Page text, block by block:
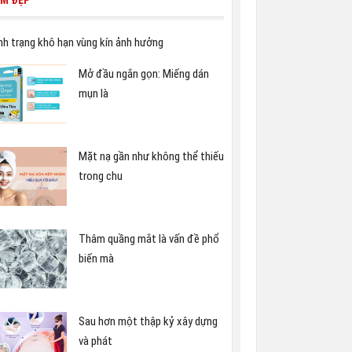
trạng khô hạn vùng kín ảnh hưởng
Mở đầu ngắn gọn: Miếng dán
mụn là
Mặt nạ gần như không thể thiếu
trong chu
Thâm quầng mắt là vấn đề phổ
biến mà
Sau hơn một thập kỷ xây dựng
và phát